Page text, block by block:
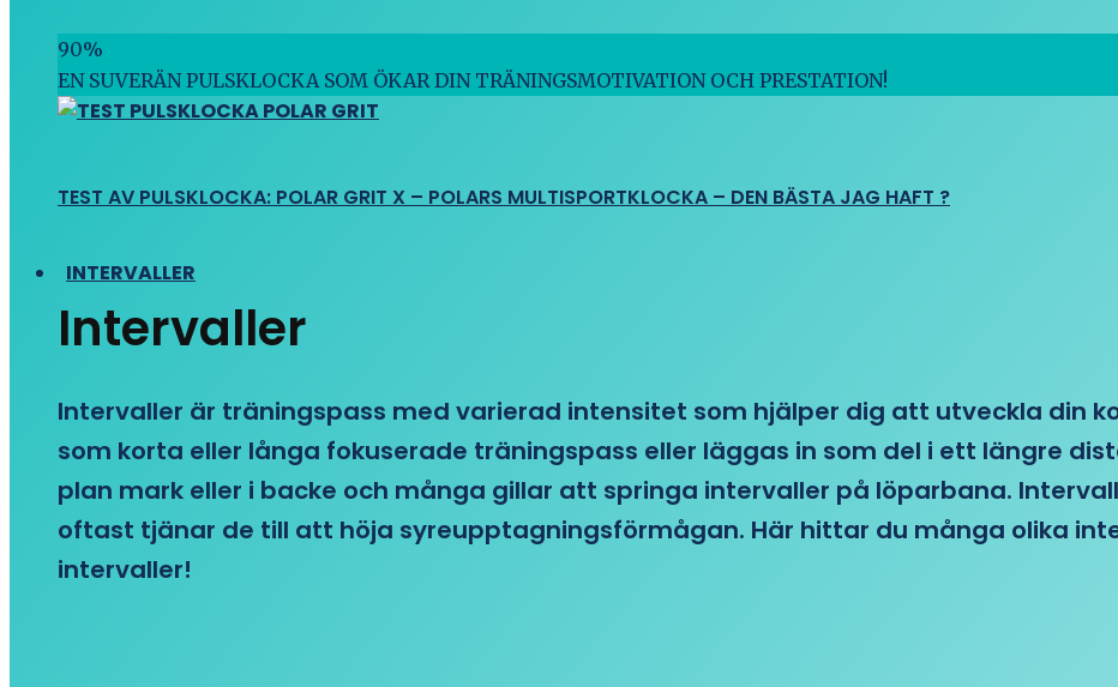
90%
EN SUVERÄN PULSKLOCKA SOM ÖKAR DIN TRÄNINGSMOTIVATION OCH PRESTATION!
TEST AV PULSKLOCKA: POLAR GRIT X – POLARS MULTISPORTKLOCKA – DEN BÄSTA JAG HAFT ?
INTERVALLER
Intervaller
Intervaller är träningspass med varierad intensitet som hjälper dig att utveckla din
som korta eller långa fokuserade träningspass eller läggas in som del i ett längre
plan mark eller i backe och många gillar att springa intervaller på löparbana.
oftast tjänar de till att höja syreupptagningsförmågan. Här hittar du många olika
intervaller!